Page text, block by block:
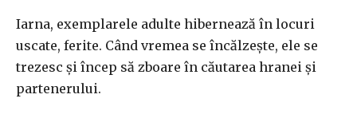
Iarna, exemplarele adulte hibernează în locuri
uscate, ferite. Când vremea se încălzeşte, ele se
trezesc şi încep să zboare în căutarea hranei și
partenerului.